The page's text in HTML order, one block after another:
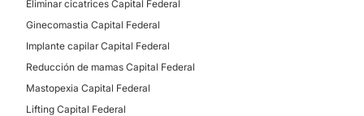
Eliminar cicatrices Capital Federal
Ginecomastia Capital Federal
Implante capilar Capital Federal
Reducción de mamas Capital Federal
Mastopexia Capital Federal
Lifting Capital Federal